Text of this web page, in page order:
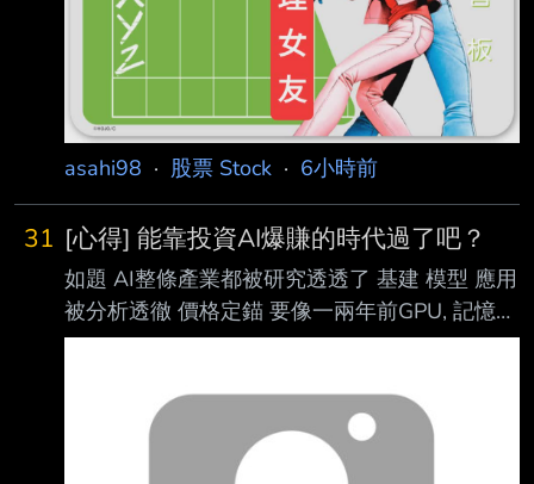
能外銷 好處是台灣記憶體不會被美國封鎖 : 原文
標題： : 傳蘋果壓價失敗！長鑫存儲喊價貴過三
星 華為包攬產能 : 原文連結： :
https://reurl.cc/YmX5nD : 發布時間： :
2026/08/0
asahi98 · 股票 Stock · 6小時前
31 [心得] 能靠投資AI爆賺的時代過了吧？
如題 AI整條產業都被研究透透了 基建 模型 應用
被分析透徹 價格定錨 要像一兩年前GPU, 記憶體
這種 噴個5倍6倍的可能性不高了 現在應該只能
Sent from BePTT on my iPhone 11 --